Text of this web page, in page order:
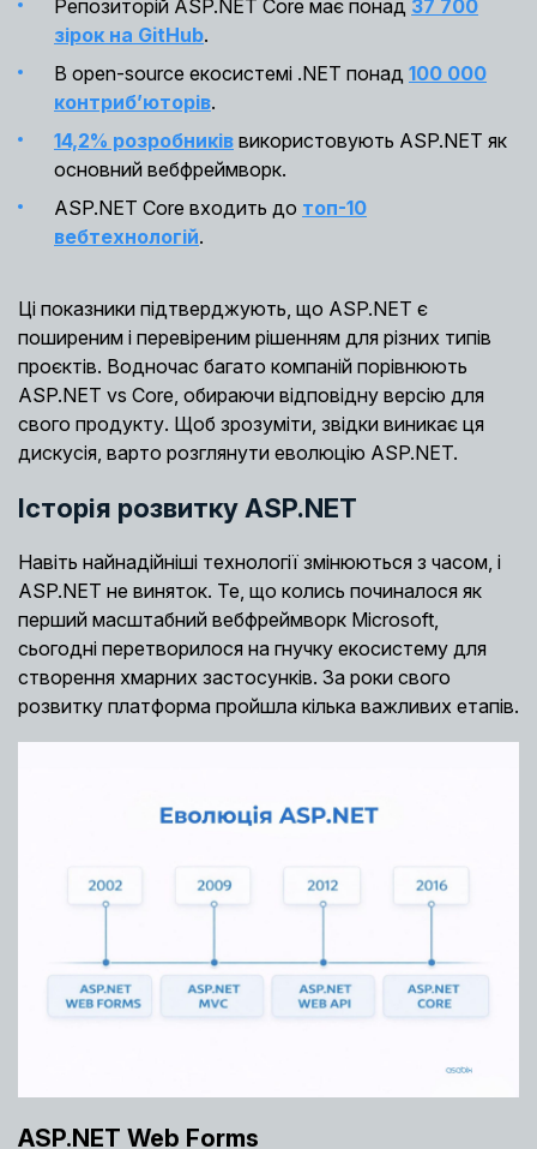
Репозиторій ASP.NET Core має понад 37 700
зірок на GitHub.
В open-source екосистемі .NET понад 100 000
контриб’юторів.
14,2% розробників використовують ASP.NET як
основний вебфреймворк.
ASP.NET Core входить до топ-10
вебтехнологій.
Ці показники підтверджують, що ASP.NET є
поширеним і перевіреним рішенням для різних типів
проєктів. Водночас багато компаній порівнюють
ASP.NET vs Core, обираючи відповідну версію для
свого продукту. Щоб зрозуміти, звідки виникає ця
дискусія, варто розглянути еволюцію ASP.NET.
Історія розвитку ASP.NET
Навіть найнадійніші технології змінюються з часом, і
ASP.NET не виняток. Те, що колись починалося як
перший масштабний вебфреймворк Microsoft,
сьогодні перетворилося на гнучку екосистему для
створення хмарних застосунків. За роки свого
розвитку платформа пройшла кілька важливих етапів.
ASP.NET Web Forms